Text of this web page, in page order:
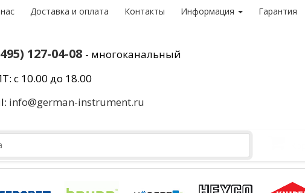
Доставка и оплата Контакты Информация Гарантия
127-04-08 - многоканальный
с 10.00 до 18.00
info@german-instrument.ru